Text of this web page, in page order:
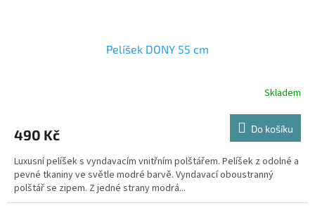
Pelíšek DONY 55 cm
Skladem
490 Kč Do košíku
Luxusní pelíšek s vyndavacím vnitřním polštářem. Pelíšek z odolné a
pevné tkaniny ve světle modré barvě. Vyndavací oboustranný
polštář se zipem. Z jedné strany modrá...